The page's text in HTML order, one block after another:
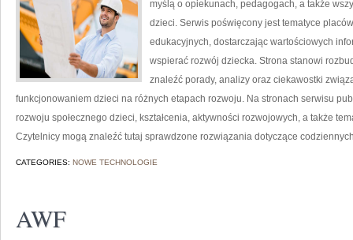
myślą o opiekunach, pedagogach, a także
dzieci. Serwis poświęcony jest tematyce
edukacyjnych, dostarczając wartościowych
wspierać rozwój dziecka. Strona stanowi
znaleźć porady, analizy oraz ciekawostki
funkcjonowaniem dzieci na różnych etapach rozwoju. Na stronach serwisu
rozwoju społecznego dzieci, kształcenia, aktywności rozwojowych, a także
Czytelnicy mogą znaleźć tutaj sprawdzone rozwiązania dotyczące
CATEGORIES: NOWE TECHNOLOGIE
AWF